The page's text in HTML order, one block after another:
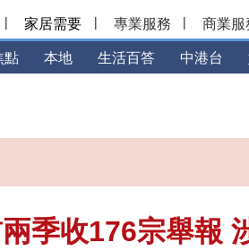
| 家居需要 | 專業服務 | 商業服
點
本地 生活百答 中港台
季收176宗舉報